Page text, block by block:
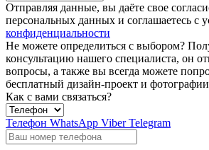
Отправляя данные, вы даёте свое
персональных данных и соглашаетесь с
конфиденциальности
Не можете определиться с выбором?
консультацию нашего специалиста, он
вопросы, а также вы всегда можете
бесплатный дизайн-проект и
Как с вами связаться?
Телефон WhatsApp ViberTelegram